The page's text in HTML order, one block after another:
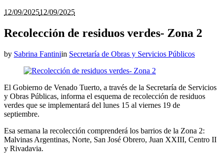
12/09/202512/09/2025
Recolección de residuos verdes- Zona 2
by Sabrina Fantiniin Secretaría de Obras y Servicios Públicos
El Gobierno de Venado Tuerto, a través de la Secretaría de Servicios
y Obras Públicas, informa el esquema de recolección de residuos
verdes que se implementará del lunes 15 al viernes 19 de
septiembre.
Esa semana la recolección comprenderá los barrios de la Zona 2:
Malvinas Argentinas, Norte, San José Obrero, Juan XXIII, Centro II
y Rivadavia.